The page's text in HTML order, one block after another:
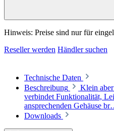
Hinweis: Preise sind nur für
Reseller werden Händler suchen
Technische Daten
Beschreibung
Klein
verbindet Funktionalität,
ansprechenden Gehäuse
Downloads